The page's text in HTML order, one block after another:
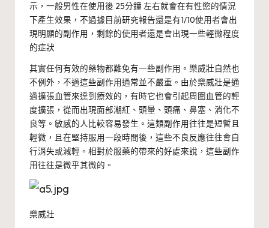
示，一般男性在使用後 25分鐘 左右就會在有性慾的情況
下產生效果，不過據目前研究報告還是有1/10使用者會出
現明顯的副作用，剩餘的使用者還是會出現一些輕微程度
的症狀
其實任何有效的藥物都難免有一些副作用。樂威壯自然也
不例外，不過這些副作用通常並不嚴重。由於樂威壯是通
過擴張血管來達到療效的，有時它也會引起周圍血管的輕
度擴張，從而出現面部潮紅、頭暈、頭痛、鼻塞、消化不
良等。敏感的人比較容易發生。這類副作用往往是短暫且
輕微，且在堅持服用一段時間後，這些不良反應往往會自
行消失或減輕。相對於服藥的帶來的好處來說，這些副作
用往往是微乎其微的。
樂威壯